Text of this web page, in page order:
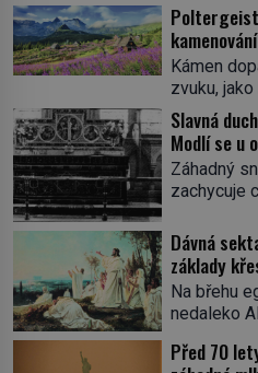
Poltergeist
Kámen
zvuku,
rozhodla
bolestně
zasáhl
pohyb:
zachrčel
mohl
Slavná
Modlí se u
Záhadný
zachycuje
oltáře je
bílým
vše za
jedna z
fotek?
Dávná
základy
Na břehu
nedaleko
žen.
Před 70